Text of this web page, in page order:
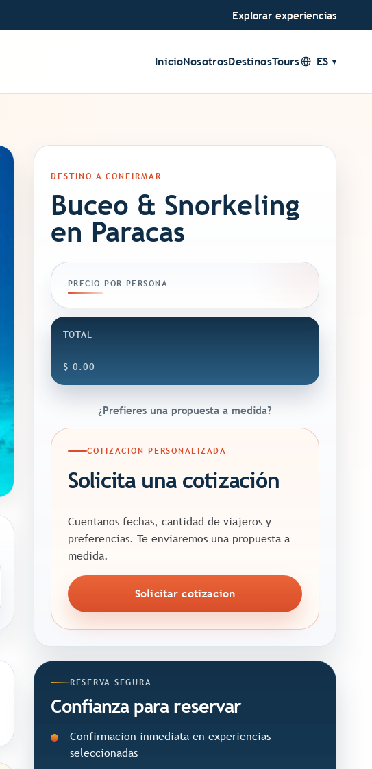
Explorar experiencias
InicioNosotrosDestinosTours ES
DESTINO A CONFIRMAR
Buceo & Snorkeling
en Paracas
PRECIO POR PERSONA
TOTAL
$ 0.00
¿Prefieres una propuesta a medida?
COTIZACION PERSONALIZADA
Solicita una cotización
Cuentanos fechas, cantidad de viajeros y
preferencias. Te enviaremos una propuesta a
medida.
Solicitar cotizacion
RESERVA SEGURA
Confianza para reservar
Confirmacion inmediata en experiencias
seleccionadas